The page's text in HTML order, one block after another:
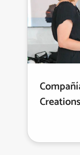
Creations